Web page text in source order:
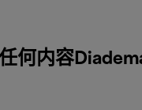
何内容